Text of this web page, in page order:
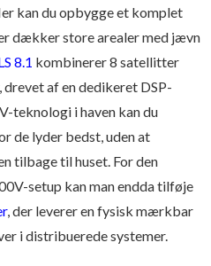
kan du opbygge et komplet
dækker store arealer med jævn
8.1 kombinerer 8 satellitter
af en dedikeret DSP-
teknologi i haven kan du
de lyder bedst, uden at
tilbage til huset. For den
setup kan man endda tilføje
, der leverer en fysisk mærkbar
i distribuerede systemer.